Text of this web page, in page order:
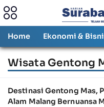
Home Ekonomi &
Wisata Gentong
Destinasi Gentong Mas,
Alam Malang Bernuansa